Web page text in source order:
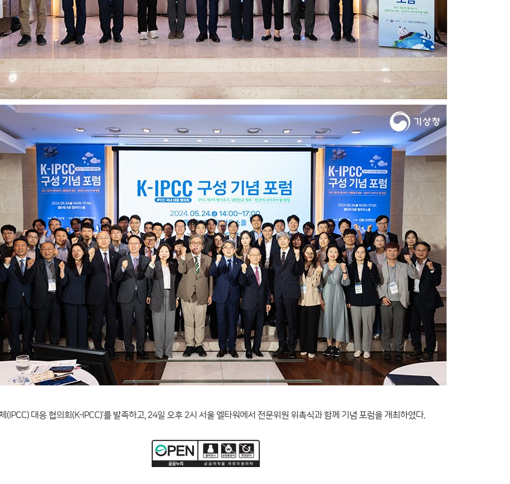
(IPCC) 대응 협의회(K-IPCC)’를 발족하고, 24일 오후 2시 서울 엘타워에서 전문위원 위촉식과 함께 기념 포럼을 개최하였다.